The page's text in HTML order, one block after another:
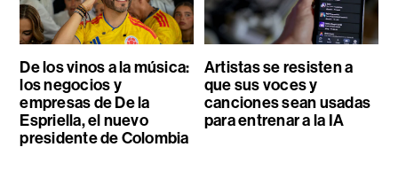
De los vinos a la música:
los negocios y
empresas de De la
Espriella, el nuevo
presidente de Colombia
Artistas se resisten a
que sus voces y
canciones sean usadas
para entrenar a la IA